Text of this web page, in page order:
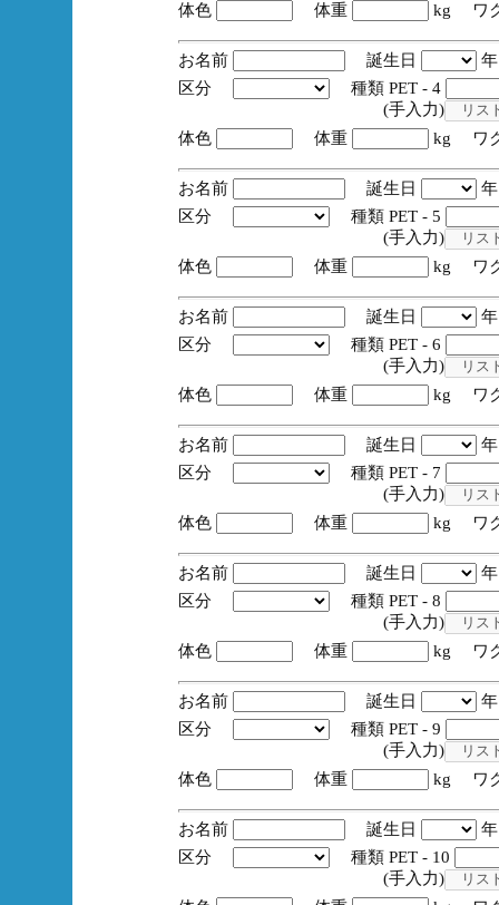
体色
体重 kg ワ
お名前 誕生日
区分
種類 PET - 4
(手入力)
体色
体重 kg ワ
お名前 誕生日
区分
種類 PET - 5
(手入力)
体色
体重 kg ワ
お名前 誕生日
区分
種類 PET - 6
(手入力)
体色
体重 kg ワ
お名前 誕生日
区分
種類 PET - 7
(手入力)
体色
体重 kg ワ
お名前 誕生日
区分
種類 PET - 8
(手入力)
体色
体重 kg ワ
お名前 誕生日
区分
種類 PET - 9
(手入力)
体色
体重 kg ワ
お名前 誕生日
区分
種類 PET - 10
(手入力)